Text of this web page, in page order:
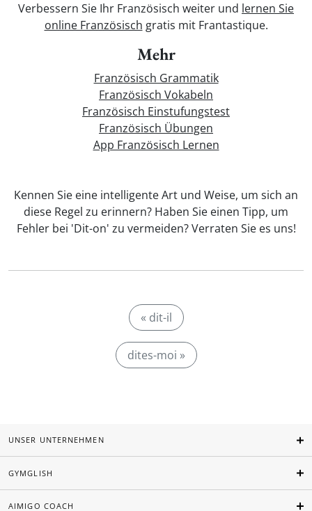
Verbessern Sie Ihr Französisch weiter und lernen Sie
online Französisch gratis mit Frantastique.
Mehr
Französisch Grammatik
Französisch Vokabeln
Französisch Einstufungstest
Französisch Übungen
App Französisch Lernen
Kennen Sie eine intelligente Art und Weise, um sich an
diese Regel zu erinnern? Haben Sie einen Tipp, um
Fehler bei 'Dit-on' zu vermeiden? Verraten Sie es uns!
« dit-il
dites-moi »
UNSER UNTERNEHMEN
GYMGLISH
AIMIGO COACH